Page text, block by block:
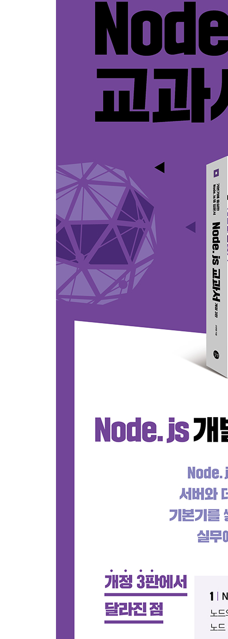
__7.5 CRUD 작업하기 ____7.5.1 Create(생성)
____7.6.1 MySQL 연결하기 ____7.6.2 모델 정
보면 좋은 자료 8장 몽고디비 __8.1 NoSQL vs.
컴퍼스 설치하기 ____8.3.1 윈도 ____8.3.2 맥
__8.5 CRUD 작업하기 ____8.5.1 Create(생성)
____8.6.1 몽고디비 연결하기 ____8.6.2 스키마
만들기 __9.1 프로젝트 구조 갖추기 __9.2 데이
____9.3.2 카카오 로그인 구현하기 __9.4
____9.5.2 핵심 정리 __9.6 함께 보면 좋은 자료
__11.1 테스트 준비하기 __11.2 유닛 테스트
____11.6.1 스스로 해보기 ____11.6.2 핵심 정리
이해하기 __12.2 ws 모듈로 웹 소켓 사용하기
__12.6 채팅 구현하기 __12.7 프로젝트 마무리
실시간 경매 시스템 만들기 __13.1 프로젝트 구
마무리하기 ____13.4.1 스스로 해보기
명령어 만들기 __14.2 Commander, Inquirer 사용
함께 보면 좋은 자료 15장 AWS와 GCP로 배포
시퀄라이즈 ____15.1.3 cross-env ____15.1.4
connect-redis ____15.1.9 nvm, n __15.2 깃과
__15.4 AWS에 배포하기 __15.5 GCP 시작하기
이해하기 __16.2 AWS S3 사용하기 __16.3
사용하기 __16.6 함께 보면 좋은 자료 17장 타
__17.3 라이브러리 코드 타이핑하기 __17.4 내가